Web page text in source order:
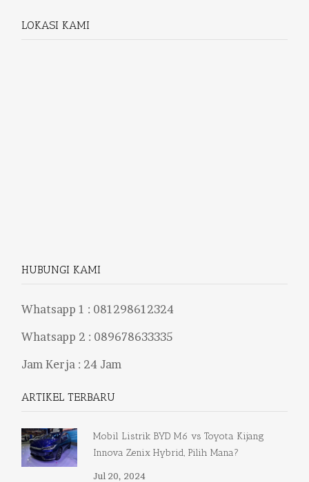
LOKASI KAMI
HUBUNGI KAMI
Whatsapp 1 : 081298612324
Whatsapp 2 : 089678633335
Jam Kerja : 24 Jam
ARTIKEL TERBARU
Mobil Listrik BYD M6 vs Toyota Kijang
Innova Zenix Hybrid, Pilih Mana?
Jul 20, 2024